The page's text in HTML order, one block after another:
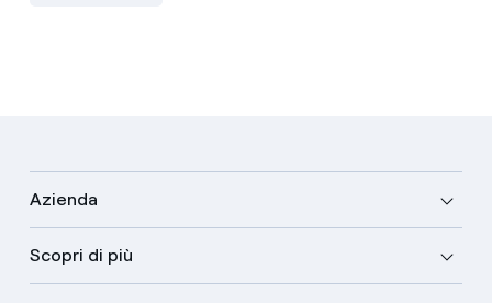
Azienda
Scopri di più